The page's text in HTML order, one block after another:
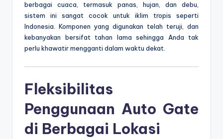
berbagai cuaca, termasuk panas, hujan, dan debu,
sistem ini sangat cocok untuk iklim tropis seperti
Indonesia. Komponen yang digunakan telah teruji, dan
kebanyakan bersifat tahan lama sehingga Anda tak
perlu khawatir mengganti dalam waktu dekat.
Fleksibilitas
Penggunaan Auto Gate
di Berbagai Lokasi